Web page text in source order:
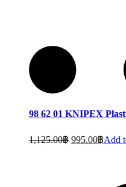
98 62 01 KNIPEX
1,125.00฿ 995.00฿Add